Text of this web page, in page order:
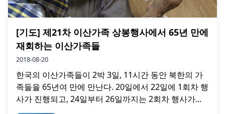
[기도] 제21차 이산가족 상봉행사에서 65년 만에
재회하는 이산가족들
2018-08-20
한국의 이산가족들이 2박 3일, 11시간 동안 북한의 가
족들을 65년여 만에 만난다. 20일에서 22일에 1회차 행
사가 진행되고, 24일부터 26일까지는 2회차 행사가...